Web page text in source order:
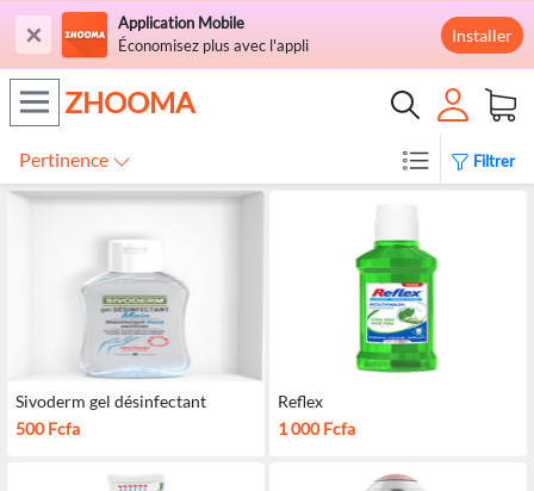
×
Application Mobile
Économisez plus avec l'appli
Installer
ZHOOMA
Pertinence Filtrer
Sivoderm gel désinfectant
500 Fcfa
Reflex
1 000 Fcfa